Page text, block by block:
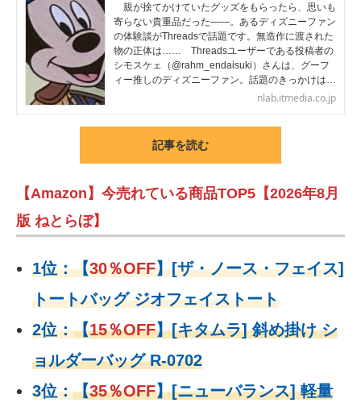
親が捨てかけていたグッズをもらったら、思いも
寄らない貴重品だった――。あるディズニーファン
の体験談がThreadsで話題です。無造作に渡された
物の正体は…… Threadsユーザーである投稿者の
シモスケェ（@rahm_endaisuki）さんは、グーフ
ィー推しのディズニーファン。話題のきっかけは…
nlab.itmedia.co.jp
記事を読む
【Amazon】今売れている商品TOP5【2026年8月
版 ねとらぼ】
1位：【30％OFF】[ザ・ノース・フェイス]
トートバッグ ジオフェイストート
2位：【15％OFF】[キタムラ] 斜め掛け シ
ョルダーバッグ R-0702
3位：【35％OFF】[ニューバランス] 軽量